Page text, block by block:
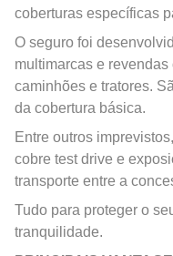
coberturas específicas
O seguro foi
multimarcas e
caminhões e tratores.
da cobertura básica.
Entre outros
cobre test drive e
transporte entre a
Tudo para proteger o
tranquilidade.